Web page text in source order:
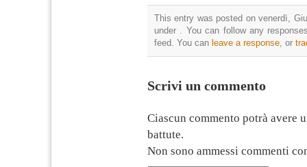
This entry was posted on venerdì,
under . You can follow any
feed. You can leave a response , or
Scrivi un commento
Ciascun commento potrà avere
battute.
Non sono ammessi commenti